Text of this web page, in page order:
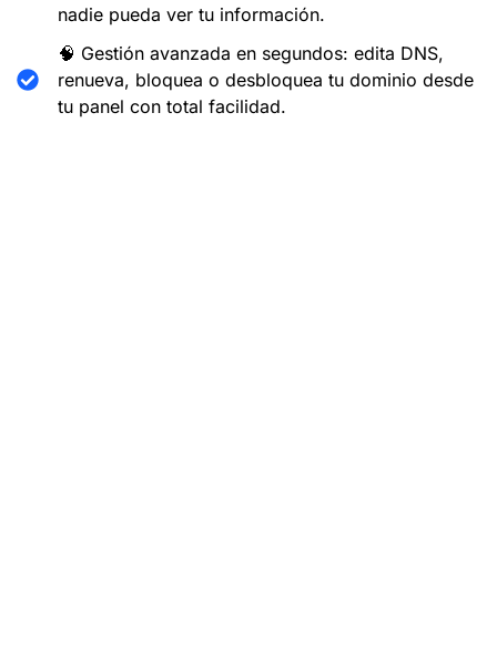
nadie pueda ver tu información.
🧠 Gestión avanzada en segundos: edita DNS,
renueva, bloquea o desbloquea tu dominio desde
tu panel con total facilidad.